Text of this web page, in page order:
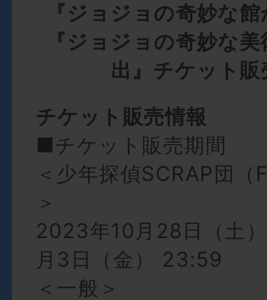
『ジョジョの奇妙な
『ジョジョの奇妙な
出』チケット販
チケット販売情報
■チケット販売期間
＜少年探偵SCRAP団（
＞
2023年10月28日（土
月3日（金） 23:59
＜一般＞